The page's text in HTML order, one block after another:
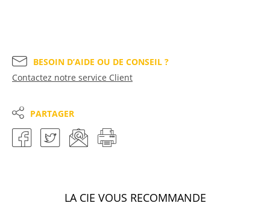
BESOIN D’AIDE OU DE CONSEIL ?
Contactez notre service Client
PARTAGER
LA CIE VOUS RECOMMANDE